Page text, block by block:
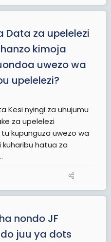
Data za upelelezi
kimoja
uwezo wa
upelelezi?
Kesi nyingi za uhujumu
za upelelezi
kupunguza uwezo wa
hatua za
nondo JF
juu ya dots